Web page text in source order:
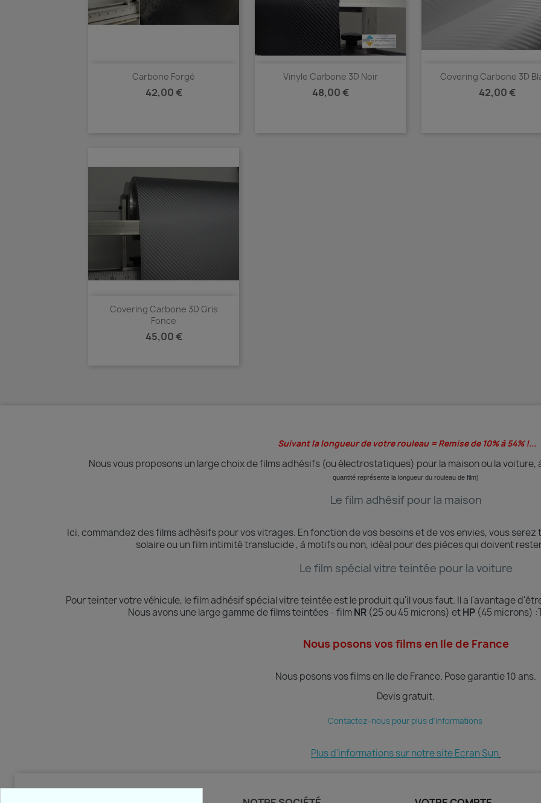
Carbone Forgé
Prix
42,00 €
Vinyle Carbone 3D Noir
Prix
48,00 €
Covering Carbone 3D
Prix
42,00 €
Covering Carbone 3D Gris
Fonce
Prix
45,00 €
Suivant la longueur de votre rouleau = Remise de 10% à 54% !...
Nous vous proposons un large choix de films adhésifs (ou électrostatiques) pour la maison ou la
quantité représente la longueur du rouleau de film)
Le film adhésif pour la maison
Ici, commandez des films adhésifs pour vos vitrages. En fonction de vos besoins et de vos envies, vous
solaire ou un film intimité translucide , à motifs ou non, idéal pour des pièces qui doivent
Le film spécial vitre teintée pour la voiture
Pour teinter votre véhicule, le film adhésif spécial vitre teintée est le produit qu'il vous faut. Il a l'avantage
Nous avons une large gamme de films teintées - filmNR (25 ou 45 microns) etHP (45 microns)
Nous posons vos films en Ile de France
Nous posons vos films en Ile de France. Pose garantie 10 ans.
Devis gratuit.
Contactez-nous pour plus d'informations
Plus d'informations sur notre site Ecran Sun